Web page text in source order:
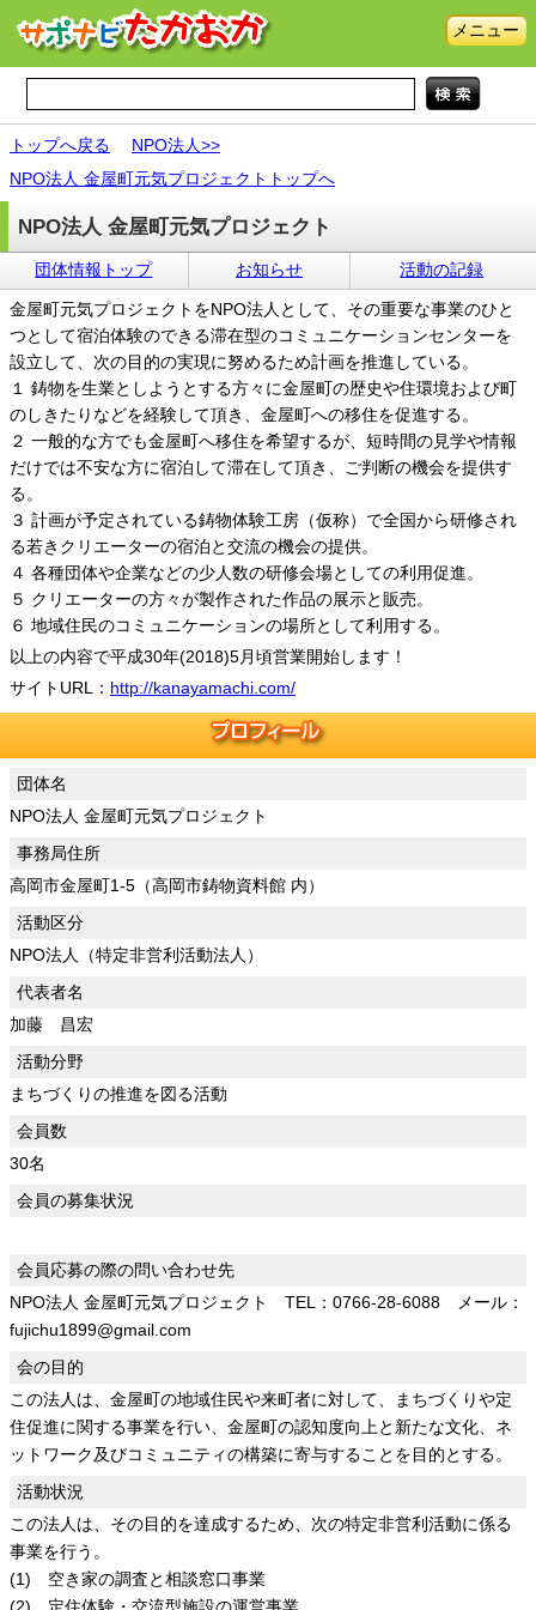
メニュー
トップへ戻る
NPO法人>>
NPO法人 金屋町元気プロジェクトトップへ
NPO法人 金屋町元気プロジェクト
団体情報トップ お知らせ 活動の記録
金屋町元気プロジェクトをNPO法人として、その重要な事業のひと
つとして宿泊体験のできる滞在型のコミュニケーションセンターを
設立して、次の目的の実現に努めるため計画を推進している。
１ 鋳物を生業としようとする方々に金屋町の歴史や住環境および町
のしきたりなどを経験して頂き、金屋町への移住を促進する。
２ 一般的な方でも金屋町へ移住を希望するが、短時間の見学や情報
だけでは不安な方に宿泊して滞在して頂き、ご判断の機会を提供す
る。
３ 計画が予定されている鋳物体験工房（仮称）で全国から研修され
る若きクリエーターの宿泊と交流の機会の提供。
４ 各種団体や企業などの少人数の研修会場としての利用促進。
５ クリエーターの方々が製作された作品の展示と販売。
６ 地域住民のコミュニケーションの場所として利用する。
以上の内容で平成30年(2018)5月頃営業開始します！
サイトURL： http://kanayamachi.com/
団体名
NPO法人 金屋町元気プロジェクト
事務局住所
高岡市金屋町1-5（高岡市鋳物資料館 内）
活動区分
NPO法人（特定非営利活動法人）
代表者名
加藤 昌宏
活動分野
まちづくりの推進を図る活動
会員数
30名
会員の募集状況
会員応募の際の問い合わせ先
NPO法人 金屋町元気プロジェクト TEL：0766-28-6088 メール：
fujichu1899@gmail.com
会の目的
この法人は、金屋町の地域住民や来町者に対して、まちづくりや定
住促進に関する事業を行い、金屋町の認知度向上と新たな文化、ネ
ットワーク及びコミュニティの構築に寄与することを目的とする。
活動状況
この法人は、その目的を達成するため、次の特定非営利活動に係る
事業を行う。
(1) 空き家の調査と相談窓口事業